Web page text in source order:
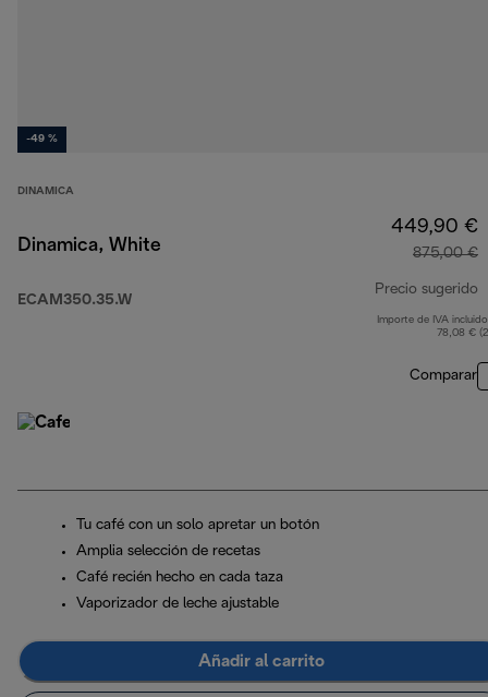
-49 %
DINAMICA
Dinamica, White
ECAM350.35.W
449,90 €
875,00 €
Precio sugerido
Importe de IVA
78,08 €
Comparar
Tu café con un solo apretar un botón
Amplia selección de recetas
Café recién hecho en cada taza
Vaporizador de leche ajustable
Añadir al carrito